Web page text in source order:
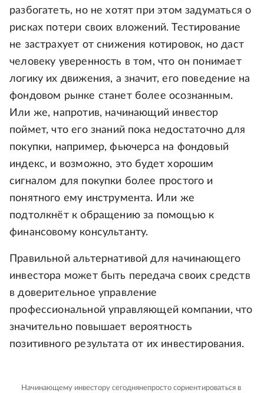
разбогатеть, но не хотят при этом задуматься о
рисках потери своих вложений. Тестирование
не застрахует от снижения котировок, но даст
человеку уверенность в том, что он понимает
логику их движения, а значит, его поведение на
фондовом рынке станет более осознанным.
Или же, напротив, начинающий инвестор
поймет, что его знаний пока недостаточно для
покупки, например, фьючерса на фондовый
индекс, и возможно, это будет хорошим
сигналом для покупки более простого и
понятного ему инструмента. Или же
подтолкнёт к обращению за помощью к
финансовому консультанту.
Правильной альтернативой для начинающего
инвестора может быть передача своих средств
в доверительное управление
профессиональной управляющей компании, что
значительно повышает вероятность
позитивного результата от их инвестирования.
Начинающему инвестору сегоднянепросто сориентироваться в